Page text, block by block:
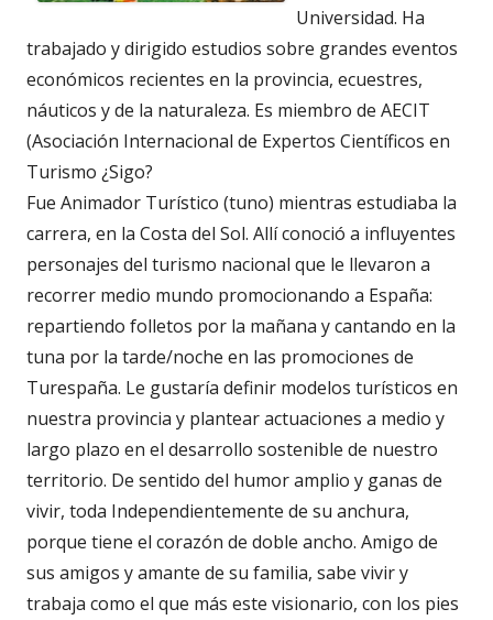
Universidad. Ha
trabajado y dirigido estudios sobre grandes eventos
económicos recientes en la provincia, ecuestres,
náuticos y de la naturaleza. Es miembro de AECIT
(Asociación Internacional de Expertos Científicos en
Turismo ¿Sigo?
Fue Animador Turístico (tuno) mientras estudiaba la
carrera, en la Costa del Sol. Allí conoció a influyentes
personajes del turismo nacional que le llevaron a
recorrer medio mundo promocionando a España:
repartiendo folletos por la mañana y cantando en la
tuna por la tarde/noche en las promociones de
Turespaña. Le gustaría definir modelos turísticos en
nuestra provincia y plantear actuaciones a medio y
largo plazo en el desarrollo sostenible de nuestro
territorio. De sentido del humor amplio y ganas de
vivir, toda Independientemente de su anchura,
porque tiene el corazón de doble ancho. Amigo de
sus amigos y amante de su familia, sabe vivir y
trabaja como el que más este visionario, con los pies